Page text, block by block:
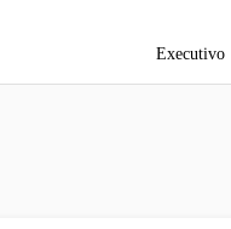
Executivo